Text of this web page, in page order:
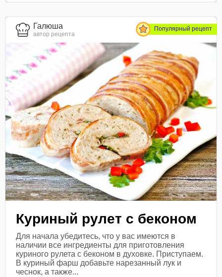
Галюша
автор рецепта
Популярный рецепт
Куриный рулет с беконом
Для начала убедитесь, что у вас имеются в
наличии все ингредиенты для приготовления
куриного рулета с беконом в духовке. Приступаем.
В куриный фарш добавьте нарезанный лук и
чеснок, а также...